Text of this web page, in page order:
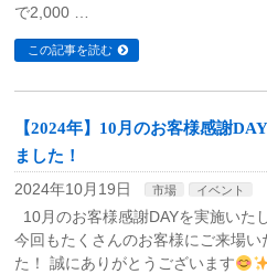
で2,000 …
この記事を読む
【2024年】10月のお客様感謝
ました！
2024年10月19日
市場 イベント
10月のお客様感謝DAYを実施いた
今回もたくさんのお客様にご来場い
た！ 誠にありがとうございます